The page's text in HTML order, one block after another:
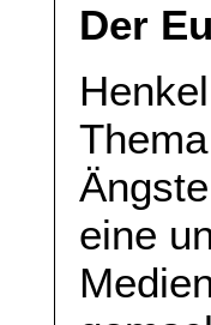
Der
eine